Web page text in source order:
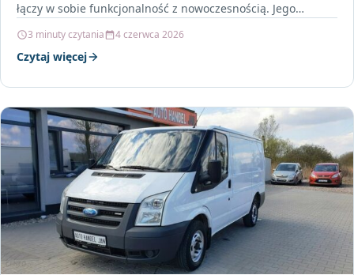
łączy w sobie funkcjonalność z nowoczesnością. Jego
3 minuty czytania 4 czerwca 2026
Czytaj więcej